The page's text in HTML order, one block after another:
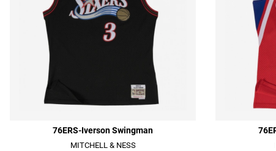
76ERS-Iverson Swingman
MITCHELL & NESS